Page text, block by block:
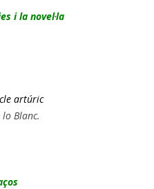
i la novel·la
artúric
Blanc.